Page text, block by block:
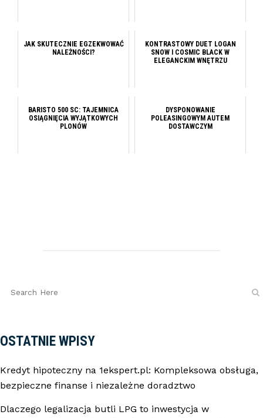
JAK SKUTECZNIE EGZEKWOWAĆ
NALEŻNOŚCI?
KONTRASTOWY DUET LOGAN
SNOW I COSMIC BLACK W
ELEGANCKIM WNĘTRZU
BARISTO 500 SC: TAJEMNICA
OSIĄGNIĘCIA WYJĄTKOWYCH
PLONÓW
DYSPONOWANIE
POLEASINGOWYM AUTEM
DOSTAWCZYM
OSTATNIE WPISY
Kredyt hipoteczny na 1ekspert.pl: Kompleksowa obsługa,
bezpieczne finanse i niezależne doradztwo
Dlaczego legalizacja butli LPG to inwestycja w